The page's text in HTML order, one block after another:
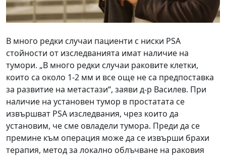
В много редки случаи пациенти с ниски PSA
стойности от изследванията имат наличие на
тумори. „В много редки случаи раковите клетки,
които са около 1-2 мм и все още не са предпоставка
за развитие на метастази“, заяви д-р Василев. При
наличие на установен тумор в простатата се
извършват PSA изследвания, чрез които да
установим, че сме овладели тумора. Преди да се
премине към операция може да се извърши брахи
терапия, метод за локално облъчване на раковия